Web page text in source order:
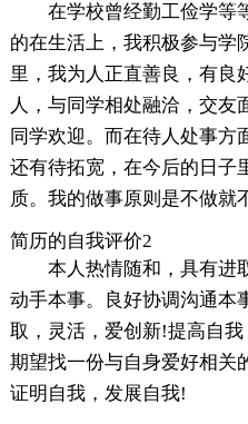
在学校曾经勤工俭学等
的在生活上，我积极参与学
里，我为人正直善良，有良
人，与同学相处融洽，交友
同学欢迎。而在待人处事方
还有待拓宽，在今后的日子
质。我的做事原则是不做就
简历的自我评价2
本人热情随和，具有进
动手本事。良好协调沟通本
取，灵活，爱创新!提高自
期望找一份与自身爱好相关
证明自我，发展自我!